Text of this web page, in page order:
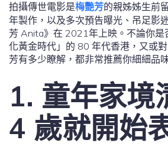
拍攝傳世電影是梅艷芳的親姊姊生前
年製作，以及多次預告曝光、吊足影
芳 Anita》在 2021年上映。不論你是
化黃金時代」的 80 年代香港，又或
芳有多少瞭解，都非常推薦你細細品
1. 童年家境
4 歲就開始